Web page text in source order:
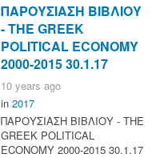
ΠΑΡΟΥΣΙΑΣΗ ΒΙΒΛΙΟΥ
- ΤΗΕ GREEK
POLITICAL ECONOMY
2000-2015 30.1.17
10 years ago
in 2017
ΠΑΡΟΥΣΙΑΣΗ ΒΙΒΛΙΟΥ - ΤΗΕ
GREEK POLITICAL
ECONOMY 2000-2015 30.1.17